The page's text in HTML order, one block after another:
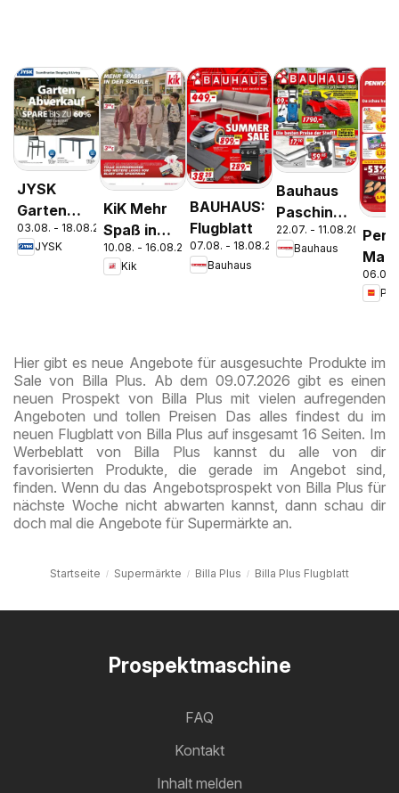
JYSK
Garten
Abverkauf
Spare Bis
03.08. - 18.08.2026
JYSK
KiK Mehr
Spaß in
der Schule
10.08. - 16.08.2026
Kik
BAUHAUS:
Flugblatt
07.08. - 18.08.2026
Bauhaus
Bauhaus
Pasching,
Wels,
Steyr
22.07. - 11.08.2026
Bauhaus
06.08.
Hier gibt es neue Angebote für ausgesuchte Produkte im
Sale von Billa Plus. Ab dem 09.07.2026 gibt es einen
neuen Prospekt von Billa Plus mit vielen aufregenden
Angeboten und tollen Preisen Das alles findest du im
neuen Flugblatt von Billa Plus auf insgesamt 16 Seiten. Im
Werbeblatt von Billa Plus kannst du alle von dir
favorisierten Produkte, die gerade im Angebot sind,
finden. Wenn du das Angebotsprospekt von Billa Plus für
nächste Woche nicht abwarten kannst, dann schau dir
doch mal die Angebote für Supermärkte an.
Startseite Supermärkte Billa Plus Billa Plus Flugblatt
Prospektmaschine
FAQ
Kontakt
Inhalt melden